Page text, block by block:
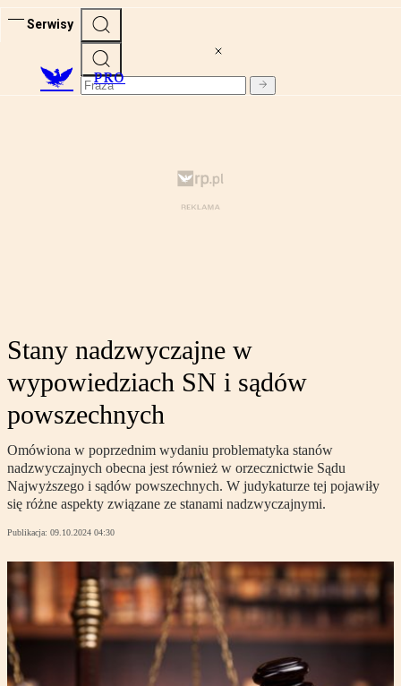
Serwisy
PRO
Stany nadzwyczajne w
wypowiedziach SN i sądów
powszechnych
Omówiona w poprzednim wydaniu problematyka stanów
nadzwyczajnych obecna jest również w orzecznictwie Sądu
Najwyższego i sądów powszechnych. W judykaturze tej pojawiły
się różne aspekty związane ze stanami nadzwyczajnymi.
Publikacja: 09.10.2024 04:30